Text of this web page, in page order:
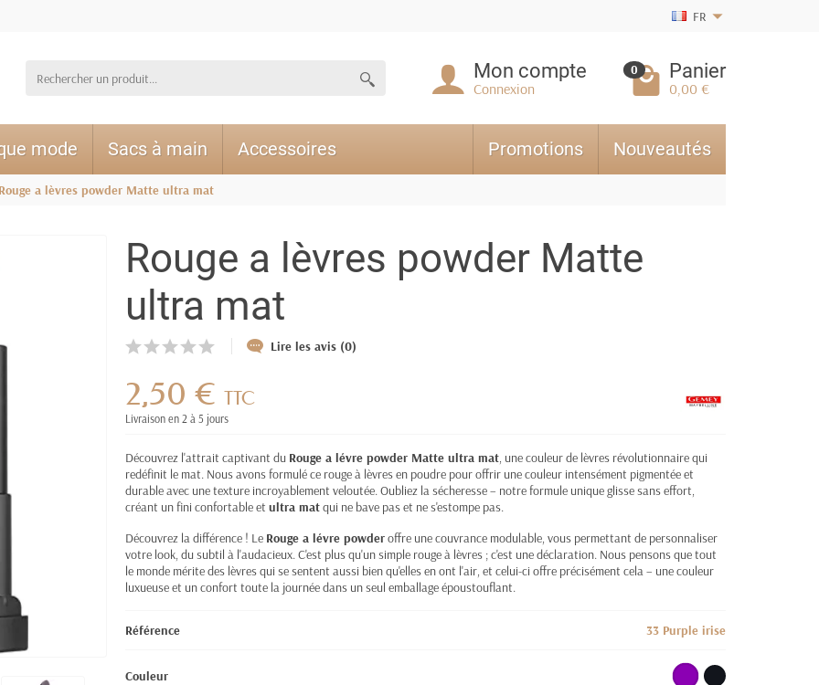
FR
Mon compte
Connexion
0 Panier
0,00 €
mode Sacs à main Accessoires Promotions Nouveautés
a lèvres powder Matte ultra mat
Rouge a lèvres powder Matte
ultra mat
Lire les avis (0)
2,50 €TTC
Livraison en 2 à 5 jours
Découvrez l'attrait captivant du Rouge a lévre powder Matte ultra mat, une couleur de lèvres révolutionnaire qui
redéfinit le mat. Nous avons formulé ce rouge à lèvres en poudre pour offrir une couleur intensément pigmentée et
durable avec une texture incroyablement veloutée. Oubliez la sécheresse – notre formule unique glisse sans effort,
créant un fini confortable etultra matqui ne bave pas et ne s'estompe pas.
Découvrez la différence ! Le Rouge a lévre powderoffre une couvrance modulable, vous permettant de personnaliser
votre look, du subtil à l'audacieux. C'est plus qu'un simple rouge à lèvres ; c'est une déclaration. Nous pensons que tout
le monde mérite des lèvres qui se sentent aussi bien qu'elles en ont l'air, et celui-ci offre précisément cela – une couleur
luxueuse et un confort toute la journée dans un seul emballage époustouflant.
Référence 33 Purple irise
Couleur